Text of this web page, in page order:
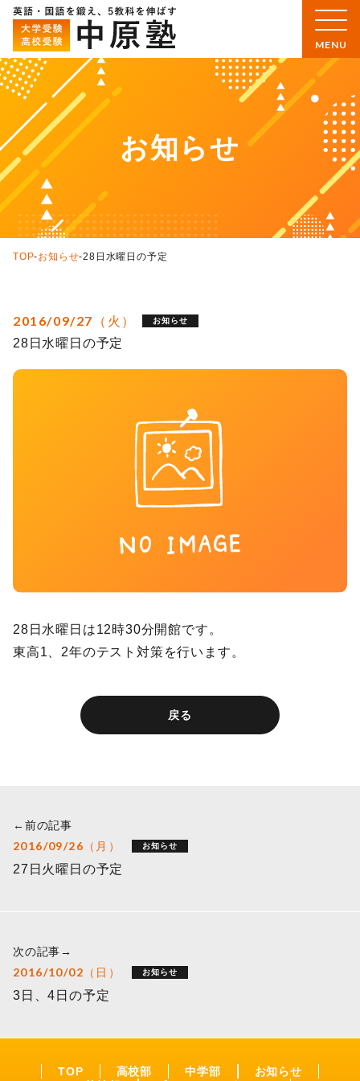
お知らせ
TOP-お知らせ-28日水曜日の予定
2016/09/27（火） お知らせ
28日水曜日の予定
28日水曜日は12時30分開館です。
東高1、2年のテスト対策を行います。
戻る
←前の記事
2016/09/26（月） お知らせ
27日火曜日の予定
次の記事→
2016/10/02（日） お知らせ
3日、4日の予定
TOP 高校部 中学部
お知らせ